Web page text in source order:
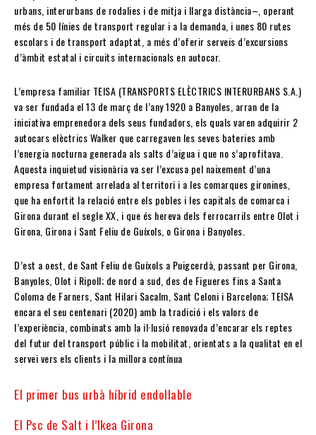
urbans, interurbans de rodalies i de mitja i llarga distància–, operant
més de 50 línies de transport regular i a la demanda, i unes 80 rutes
escolars i de transport adaptat, a més d’oferir serveis d’excursions
d’àmbit estatal i circuits internacionals en autocar.
L’empresa familiar TEISA (TRANSPORTS ELÈCTRICS INTERURBANS S.A.)
va ser fundada el 13 de març de l’any 1920 a Banyoles, arran de la
iniciativa emprenedora dels seus fundadors, els quals varen adquirir 2
autocars elèctrics Walker que carregaven les seves bateries amb
l’energia nocturna generada als salts d’aigua i que no s’aprofitava.
Aquesta inquietud visionària va ser l’excusa pel naixement d’una
empresa fortament arrelada al territori i a les comarques gironines,
que ha enfortit la relació entre els pobles i les capitals de comarca i
Girona durant el segle XX, i que és hereva dels ferrocarrils entre Olot i
Girona, Girona i Sant Feliu de Guíxols, o Girona i Banyoles.
D’est a oest, de Sant Feliu de Guíxols a Puigcerdà, passant per Girona,
Banyoles, Olot i Ripoll; de nord a sud, des de Figueres fins a Santa
Coloma de Farners, Sant Hilari Sacalm, Sant Celoni i Barcelona; TEISA
encara el seu centenari (2020) amb la tradició i els valors de
l’experiència, combinats amb la il·lusió renovada d’encarar els reptes
del futur del transport públic i la mobilitat, orientats a la qualitat en el
servei vers els clients i la millora contínua
El primer bus urbà híbrid endollable
El Psc de Salt i l’Ikea Girona